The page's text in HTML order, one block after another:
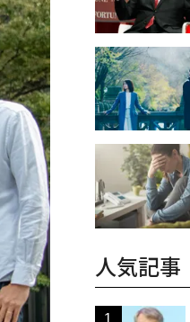
人気記事